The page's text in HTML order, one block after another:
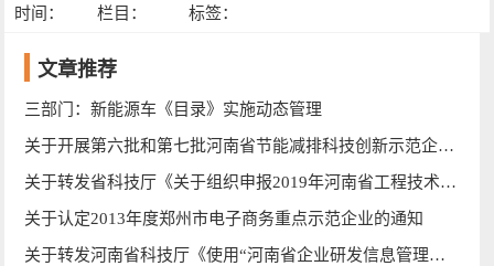
时间： 栏目： 标签：
文章推荐
三部门：新能源车《目录》实施动态管理
关于开展第六批和第七批河南省节能减排科技创新示范企业复核工作的通知
关于转发省科技厅《关于组织申报2019年河南省工程技术研究中心的通知》的通知
关于认定2013年度郑州市电子商务重点示范企业的通知
关于转发河南省科技厅《使用“河南省企业研发信息管理系统”的通知》的通知